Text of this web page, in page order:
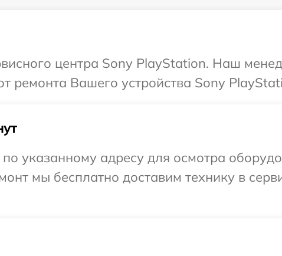
центра Sony PlayStation. Наш
ремонта Вашего устройства Sony
указанному адресу для осмотра
мы бесплатно доставим технику в